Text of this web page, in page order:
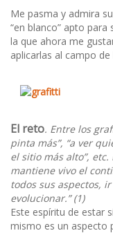
Me pasma y admira
“en blanco” apto para
la que ahora me
aplicarlas al campo de
El reto. Entre los
pinta más”, “a ver
el sitio más alto”,
mantiene vivo el
todos sus aspectos,
evolucionar.” (1)
Este espíritu de estar
mismo es un aspecto